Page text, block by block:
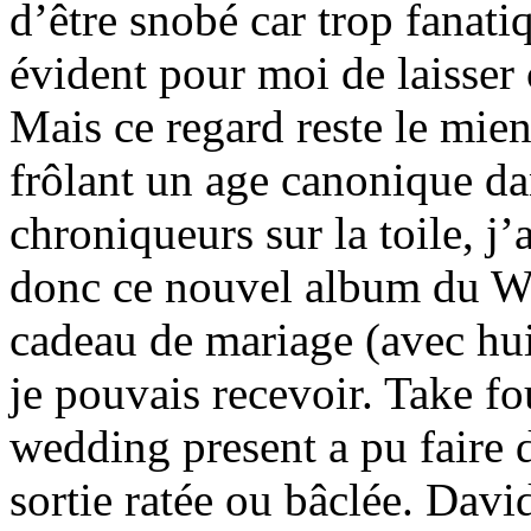
d’être snobé car trop
évident pour moi de
Mais ce regard reste le
frôlant un age canonique
chroniqueurs sur la toile,
donc ce nouvel album du
cadeau de mariage (avec
je pouvais recevoir. Take
wedding present a pu faire
sortie ratée ou bâclée.